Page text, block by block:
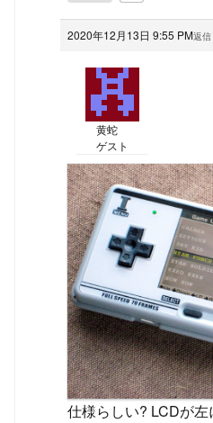
2020年12月13日 9:55 PM返信
黄蛇
ゲスト
仕様らしい? LCDが